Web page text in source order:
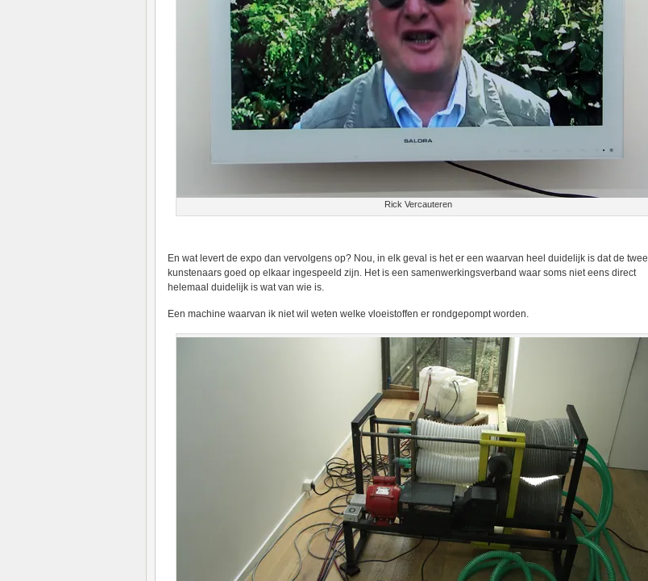
Rick Vercauteren
En wat levert de expo dan vervolgens op? Nou, in elk geval is het er een waarvan heel duidelijk is dat de twee
kunstenaars goed op elkaar ingespeeld zijn. Het is een samenwerkingsverband waar soms niet eens direct
helemaal duidelijk is wat van wie is.
Een machine waarvan ik niet wil weten welke vloeistoffen er rondgepompt worden.